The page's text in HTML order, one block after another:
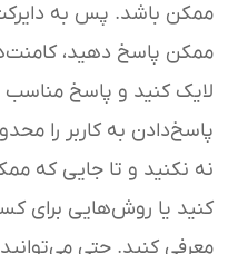
ممکن باشد. پس به
ممکن پاسخ دهید،
لایک کنید و پاسخ مناسب
پاسخ‌دادن به کاربر را
نه نکنید و تا جایی که
کنید یا روش‌هایی برای
معرفی کنید. حتی